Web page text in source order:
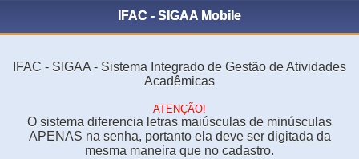
IFAC - SIGAA Mobile
IFAC - SIGAA - Sistema Integrado de Gestão de Atividades
Acadêmicas
ATENÇÃO!
O sistema diferencia letras maiúsculas de minúsculas
APENAS na senha, portanto ela deve ser digitada da
mesma maneira que no cadastro.